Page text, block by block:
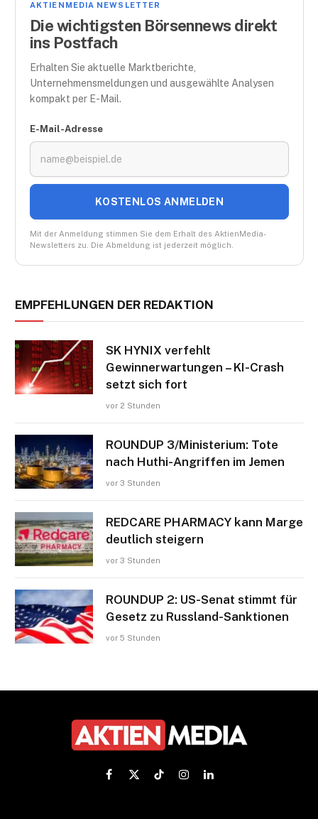
AKTIENMEDIA NEWSLETTER
Die wichtigsten Börsennews direkt
ins Postfach
Erhalten Sie aktuelle Marktberichte,
Unternehmensmeldungen und ausgewählte Analysen
kompakt per E-Mail.
E-Mail-Adresse
KOSTENLOS ANMELDEN
Mit der Anmeldung stimmen Sie dem Erhalt des AktienMedia-
Newsletters zu. Die Abmeldung ist jederzeit möglich.
EMPFEHLUNGEN DER REDAKTION
SK HYNIX verfehlt
Gewinnerwartungen – KI-Crash
setzt sich fort
vor 2 Stunden
ROUNDUP 3/Ministerium: Tote
nach Huthi-Angriffen im Jemen
vor 3 Stunden
REDCARE PHARMACY kann Marge
deutlich steigern
vor 3 Stunden
ROUNDUP 2: US-Senat stimmt für
Gesetz zu Russland-Sanktionen
vor 5 Stunden
Facebook
X
TikTokInstagramLinkedIn